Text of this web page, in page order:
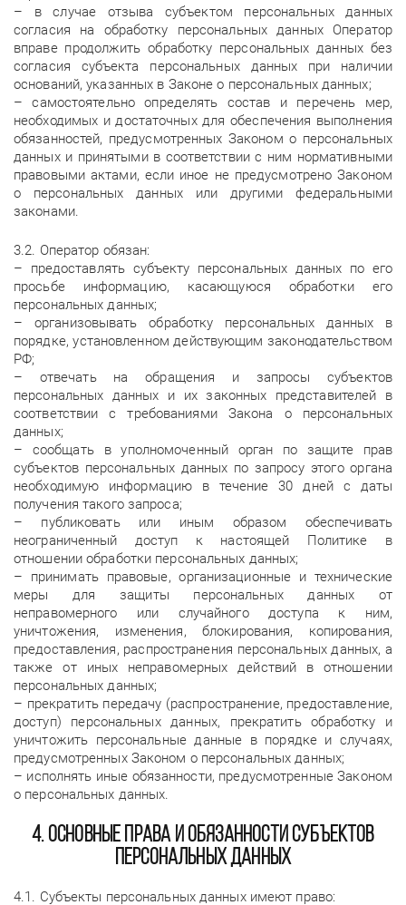
– в случае отзыва субъектом персональных данных
согласия на обработку персональных данных Оператор
вправе продолжить обработку персональных данных без
согласия субъекта персональных данных при наличии
оснований, указанных в Законе о персональных данных;
– самостоятельно определять состав и перечень мер,
необходимых и достаточных для обеспечения выполнения
обязанностей, предусмотренных Законом о персональных
данных и принятыми в соответствии с ним нормативными
правовыми актами, если иное не предусмотрено Законом
о персональных данных или другими федеральными
законами.
3.2. Оператор обязан:
– предоставлять субъекту персональных данных по его
просьбе информацию, касающуюся обработки его
персональных данных;
– организовывать обработку персональных данных в
порядке, установленном действующим законодательством
РФ;
– отвечать на обращения и запросы субъектов
персональных данных и их законных представителей в
соответствии с требованиями Закона о персональных
данных;
– сообщать в уполномоченный орган по защите прав
субъектов персональных данных по запросу этого органа
необходимую информацию в течение 30 дней с даты
получения такого запроса;
– публиковать или иным образом обеспечивать
неограниченный доступ к настоящей Политике в
отношении обработки персональных данных;
– принимать правовые, организационные и технические
меры для защиты персональных данных от
неправомерного или случайного доступа к ним,
уничтожения, изменения, блокирования, копирования,
предоставления, распространения персональных данных, а
также от иных неправомерных действий в отношении
персональных данных;
– прекратить передачу (распространение, предоставление,
доступ) персональных данных, прекратить обработку и
уничтожить персональные данные в порядке и случаях,
предусмотренных Законом о персональных данных;
– исполнять иные обязанности, предусмотренные Законом
о персональных данных.
4. Основные права и обязанности субъектов
персональных данных
4.1. Субъекты персональных данных имеют право: